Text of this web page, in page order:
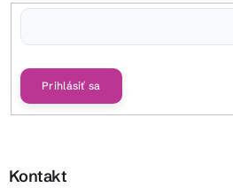
Prihlásiť sa
Kontakt